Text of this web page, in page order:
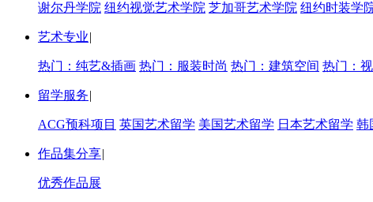
谢尔丹学院 纽约视觉艺术学院 芝加哥艺术学院 纽约时装学
艺术专业|
热门：纯艺&插画 热门：服装时尚 热门：建筑空间 热门：
留学服务|
ACG预科项目 英国艺术留学 美国艺术留学 日本艺术留学 韩
作品集分享|
优秀作品展